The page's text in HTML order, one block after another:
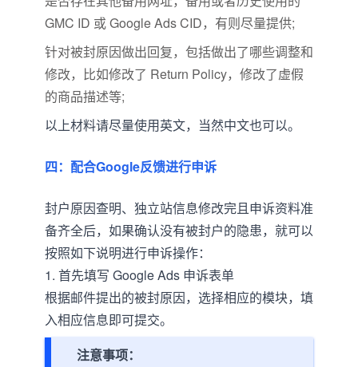
GMC ID 或 Google Ads CID，有则尽量提供;
针对被封原因做出回复，包括做出了哪些调整和
修改，比如修改了 Return Policy，修改了虚假
的商品描述等;
以上材料请尽量使用英文，当然中文也可以。
四：配合Google反馈进行申诉
封户原因查明、独立站信息修改完且申诉资料准
备齐全后，如果确认没有被封户的隐患，就可以
按照如下说明进行申诉操作：
1. 首先填写 Google Ads 申诉表单
根据邮件提出的被封原因，选择相应的模块，填
入相应信息即可提交。
注意事项：